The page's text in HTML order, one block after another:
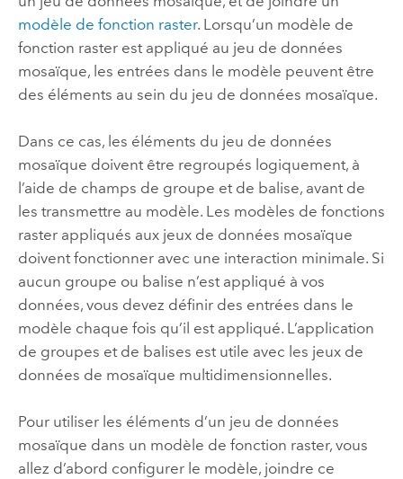
modèle de fonction raster. Lorsqu’un modèle de
fonction raster est appliqué au jeu de données
mosaïque, les entrées dans le modèle peuvent être
des éléments au sein du jeu de données mosaïque.
Dans ce cas, les éléments du jeu de données
mosaïque doivent être regroupés logiquement, à
l’aide de champs de groupe et de balise, avant de
les transmettre au modèle. Les modèles de fonctions
raster appliqués aux jeux de données mosaïque
doivent fonctionner avec une interaction minimale. Si
aucun groupe ou balise n’est appliqué à vos
données, vous devez définir des entrées dans le
modèle chaque fois qu’il est appliqué. L’application
de groupes et de balises est utile avec les jeux de
données de mosaïque multidimensionnelles.
Pour utiliser les éléments d’un jeu de données
mosaïque dans un modèle de fonction raster, vous
allez d’abord configurer le modèle, joindre ce